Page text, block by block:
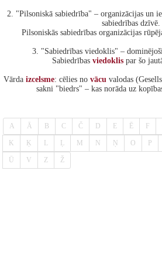
2. "Pilsoniskā sabiedrība" – organizācijas un
sabiedrības dzīvē.
Pilsoniskās sabiedrības organizācijas
3. "Sabiedrības viedoklis" –
Sabiedrības viedoklispar šo
Vārda izcelsme: cēlies no vācu valodas
sakni "biedrs" – kas norāda uz
A Ā B C Č D E Ē F
K Ķ L Ļ M N Ņ O P
Ū V Z Ž